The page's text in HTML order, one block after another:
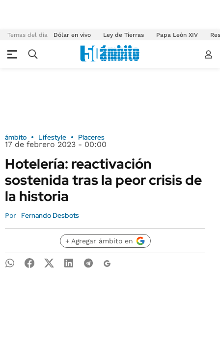
Temas del día Dólar en vivo Ley de Tierras Papa León XIV
ámbito Lifestyle Placeres
17 de febrero 2023 - 00:00
Hotelería: reactivación
sostenida tras la peor crisis de
la historia
Por Fernando Desbots
+ Agregar ámbito en